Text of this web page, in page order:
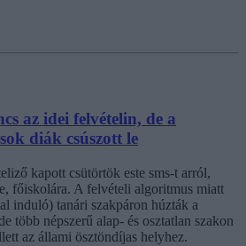
az idei felvételin, de a
diák csúszott le
kapott csütörtök este sms-t arról,
főiskolára. A felvételi algoritmus miatt
induló) tanári szakpáron húzták a
több népszerű alap- és osztatlan szakon
az állami ösztöndíjas helyhez.